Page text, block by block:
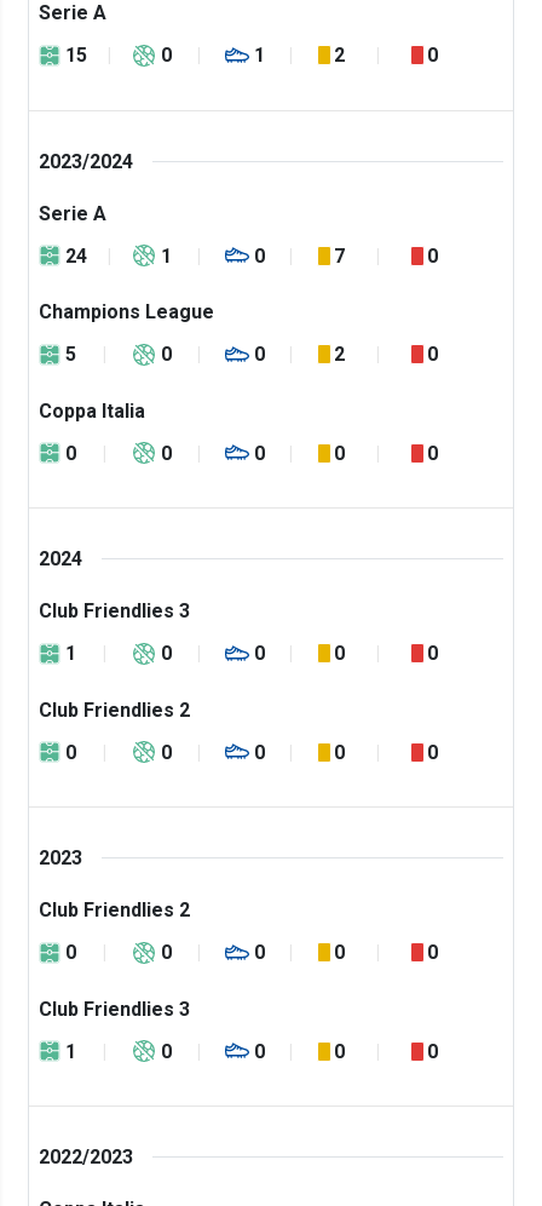
Serie A
15
0 1 2 0
2023/2024
Serie A
24
1 0 7 0
Champions League
5
0 0 2 0
Coppa Italia
0
0 0 0 0
2024
Club Friendlies 3
1
0 0 0 0
Club Friendlies 2
0
0 0 0 0
2023
Club Friendlies 2
0
0 0 0 0
Club Friendlies 3
1
0 0 0 0
2022/2023